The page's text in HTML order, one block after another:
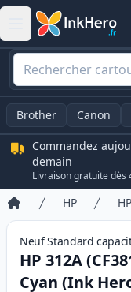
Brother Canon
Commandez
demain
Livraison gratuite dès
Accueil
HP
NeufStandard
HP 312A
Cyan (Ink